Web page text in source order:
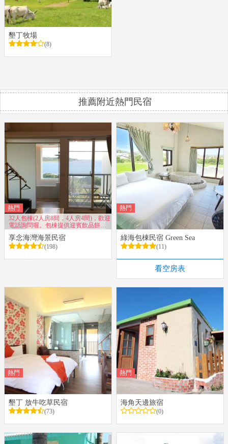
墾丁牧場
(8)
推薦附近熱門民宿
熱門
32人包棟(2人房8間，4人房4間)，歡迎
電話詢問喔。包棟提供迎賓飲品餅
乾、兒童戲水池、兒童溜滑梯、戶外
露天烤肉場地、專屬免費停車場，所
有房間都有海景陽台及浴缸。
享念海灣海景民宿
(198)
熱門
綠海包棟民宿 Green Sea
(11)
看空房表
熱門
墾丁 放牛吃草民宿
(73)
熱門
海角天邊旅宿
(0)